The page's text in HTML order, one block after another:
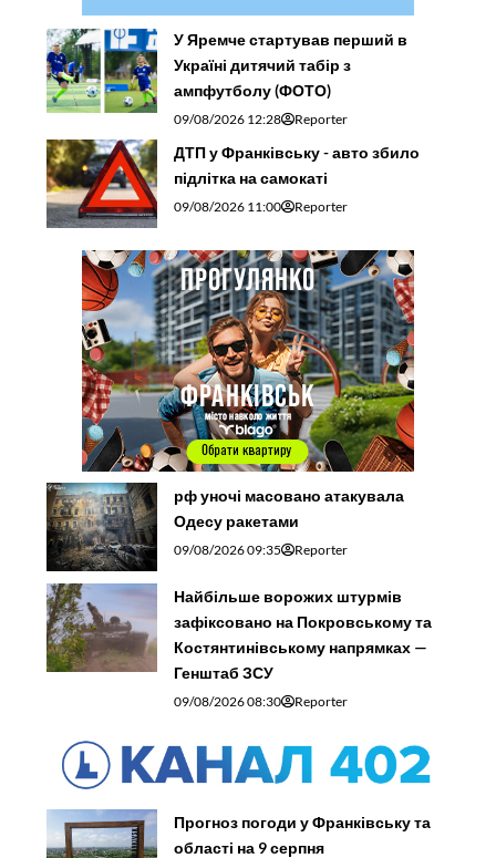
У Яремче стартував перший в
Україні дитячий табір з
ампфутболу (ФОТО)
09/08/2026 12:28 Reporter
ДТП у Франківську - авто збило
підлітка на самокаті
09/08/2026 11:00 Reporter
рф уночі масовано атакувала
Одесу ракетами
09/08/2026 09:35 Reporter
Найбільше ворожих штурмів
зафіксовано на Покровському та
Костянтинівському напрямках —
Генштаб ЗСУ
09/08/2026 08:30 Reporter
Прогноз погоди у Франківську та
області на 9 серпня